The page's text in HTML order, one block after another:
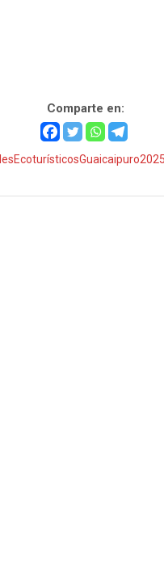
Comparte en: